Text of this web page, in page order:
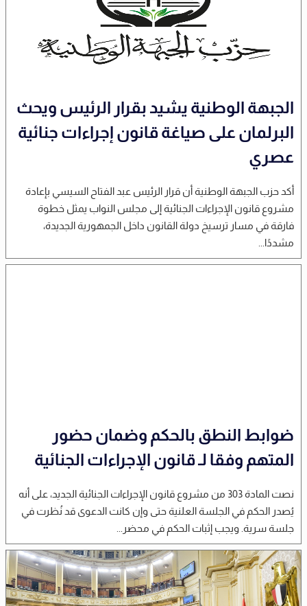
‎الجبهة الوطنية يشيد بقرار الرئيس ويحث
البرلمان على صياغة قانون إجراءات جنائية
عصري
أكد حزب الجبهة الوطنية أن قرار الرئيس عبد الفتاح السيسي بإعادة
مشروع قانون الإجراءات الجنائية إلى مجلس النواب يمثل خطوة
فارقة في مسار ترسيخ دولة القانون داخل الجمهورية الجديدة،
مشددًا...
ضوابط النطق بالحكم وضمان حضور
المتهم وفقا لـ قانون الإجراءات الجنائية
نصت المادة 303 من مشروع قانون الإجراءات الجنائية الجديد، على أنه
يُصدر الحكم في الجلسة العلنية حتى وإن كانت الدعوى قد نُظرت في
جلسة سرية. ويجب إثبات الحكم في محضر...